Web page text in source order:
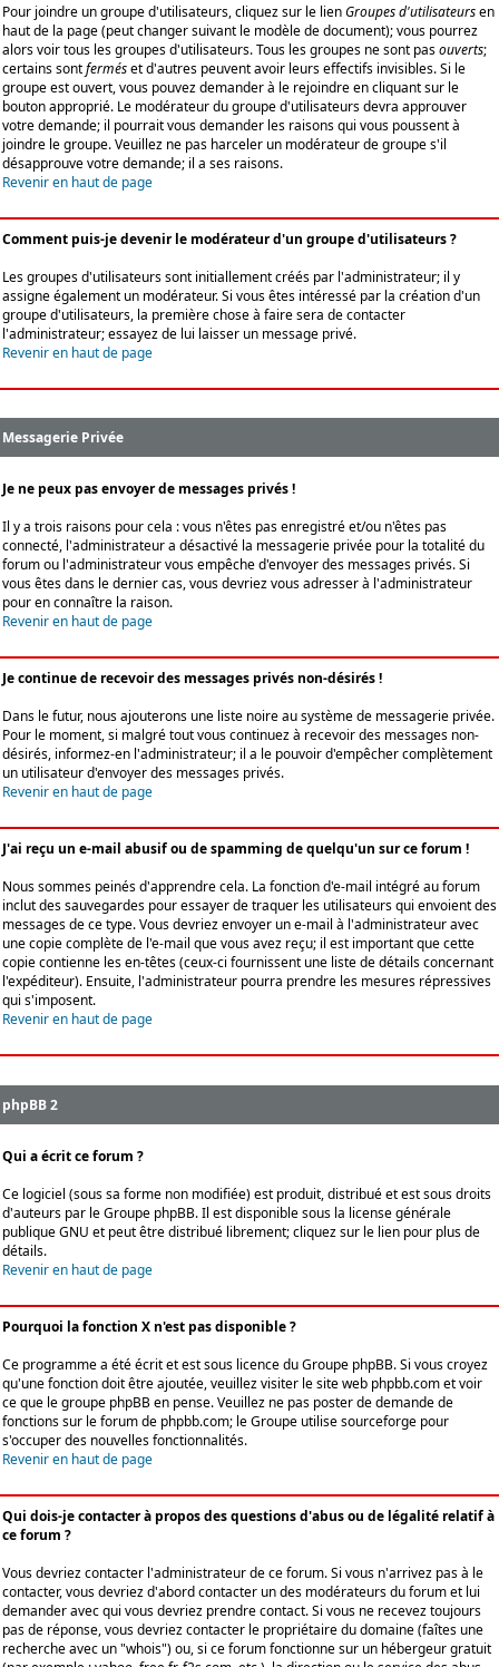
Pour joindre un groupe d'utilisateurs, cliquez sur le lienGroupes d'utilisateursen
haut de la page (peut changer suivant le modèle de document); vous pourrez
alors voir tous les groupes d'utilisateurs. Tous les groupes ne sont pasouverts;
certains sontferméset d'autres peuvent avoir leurs effectifs invisibles. Si le
groupe est ouvert, vous pouvez demander à le rejoindre en cliquant sur le
bouton approprié. Le modérateur du groupe d'utilisateurs devra approuver
votre demande; il pourrait vous demander les raisons qui vous poussent à
joindre le groupe. Veuillez ne pas harceler un modérateur de groupe s'il
désapprouve votre demande; il a ses raisons.
Revenir en haut de page
Comment puis-je devenir le modérateur d'un groupe d'utilisateurs ?
Les groupes d'utilisateurs sont initiallement créés par l'administrateur; il y
assigne également un modérateur. Si vous êtes intéressé par la création d'un
groupe d'utilisateurs, la première chose à faire sera de contacter
l'administrateur; essayez de lui laisser un message privé.
Revenir en haut de page
Messagerie Privée
Je ne peux pas envoyer de messages privés !
Il y a trois raisons pour cela : vous n'êtes pas enregistré et/ou n'êtes pas
connecté, l'administrateur a désactivé la messagerie privée pour la totalité du
forum ou l'administrateur vous empêche d'envoyer des messages privés. Si
vous êtes dans le dernier cas, vous devriez vous adresser à l'administrateur
pour en connaître la raison.
Revenir en haut de page
Je continue de recevoir des messages privés non-désirés !
Dans le futur, nous ajouterons une liste noire au système de messagerie privée.
Pour le moment, si malgré tout vous continuez à recevoir des messages non-
désirés, informez-en l'administrateur; il a le pouvoir d'empêcher complètement
un utilisateur d'envoyer des messages privés.
Revenir en haut de page
J'ai reçu un e-mail abusif ou de spamming de quelqu'un sur ce forum !
Nous sommes peinés d'apprendre cela. La fonction d'e-mail intégré au forum
inclut des sauvegardes pour essayer de traquer les utilisateurs qui envoient des
messages de ce type. Vous devriez envoyer un e-mail à l'administrateur avec
une copie complète de l'e-mail que vous avez reçu; il est important que cette
copie contienne les en-têtes (ceux-ci fournissent une liste de détails concernant
l'expéditeur). Ensuite, l'administrateur pourra prendre les mesures répressives
qui s'imposent.
Revenir en haut de page
phpBB 2
Qui a écrit ce forum ?
Ce logiciel (sous sa forme non modifiée) est produit, distribué et est sous droits
d'auteurs par leGroupe phpBB. Il est disponible sous la license générale
publique GNU et peut être distribué librement; cliquez sur le lien pour plus de
détails.
Revenir en haut de page
Pourquoi la fonction X n'est pas disponible ?
Ce programme a été écrit et est sous licence du Groupe phpBB. Si vous croyez
qu'une fonction doit être ajoutée, veuillez visiter le site web phpbb.com et voir
ce que le groupe phpBB en pense. Veuillez ne pas poster de demande de
fonctions sur le forum de phpbb.com; le Groupe utilise sourceforge pour
s'occuper des nouvelles fonctionnalités.
Revenir en haut de page
Qui dois-je contacter à propos des questions d'abus ou de légalité relatif à
ce forum ?
Vous devriez contacter l'administrateur de ce forum. Si vous n'arrivez pas à le
contacter, vous devriez d'abord contacter un des modérateurs du forum et lui
demander avec qui vous devriez prendre contact. Si vous ne recevez toujours
pas de réponse, vous devriez contacter le propriétaire du domaine (faîtes une
recherche avec un "whois") ou, si ce forum fonctionne sur un hébergeur gratuit